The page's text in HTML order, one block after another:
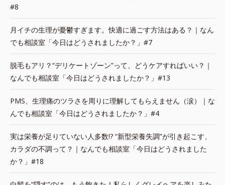
#8
月イチの生理が憂鬱すぎます。快適に過ごす方法はある？｜なん
でも相談室「今日はどうされましたか？」#7
脱毛もアリ？“デリケートゾーン”って、どうケアすればいい？｜
なんでも相談室「今日はどうされましたか？」#13
PMS、生理痛のツラさを周りに理解してもらえません（涙）｜な
んでも相談室「今日はどうされましたか？」#4
実は栄養が足りていない人多数!? “新型栄養失調”が引き起こす、
カラダの不調って？｜なんでも相談室「今日はどうされました
か？」#18